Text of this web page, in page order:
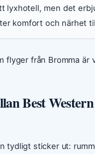
lyxhotell, men det
komfort och närhet
flyger från Bromma
Best
tydligt sticker ut: